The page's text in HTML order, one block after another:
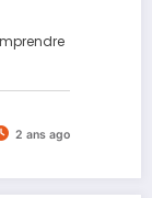
2 ans ago